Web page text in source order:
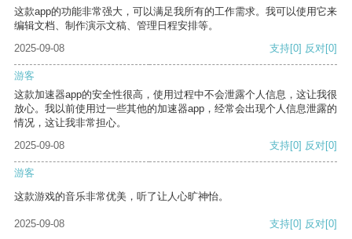
这款app的功能非常强大，可以满足我所有的工作需求。我可以使用它来
编辑文档、制作演示文稿、管理日程安排等。
2025-09-08
支持[0] 反对[0]
游客
这款加速器app的安全性很高，使用过程中不会泄露个人信息，这让我很
放心。我以前使用过一些其他的加速器app，经常会出现个人信息泄露的
情况，这让我非常担心。
2025-09-08
支持[0] 反对[0]
游客
这款游戏的音乐非常优美，听了让人心旷神怡。
2025-09-08 支持[0] 反对[0]